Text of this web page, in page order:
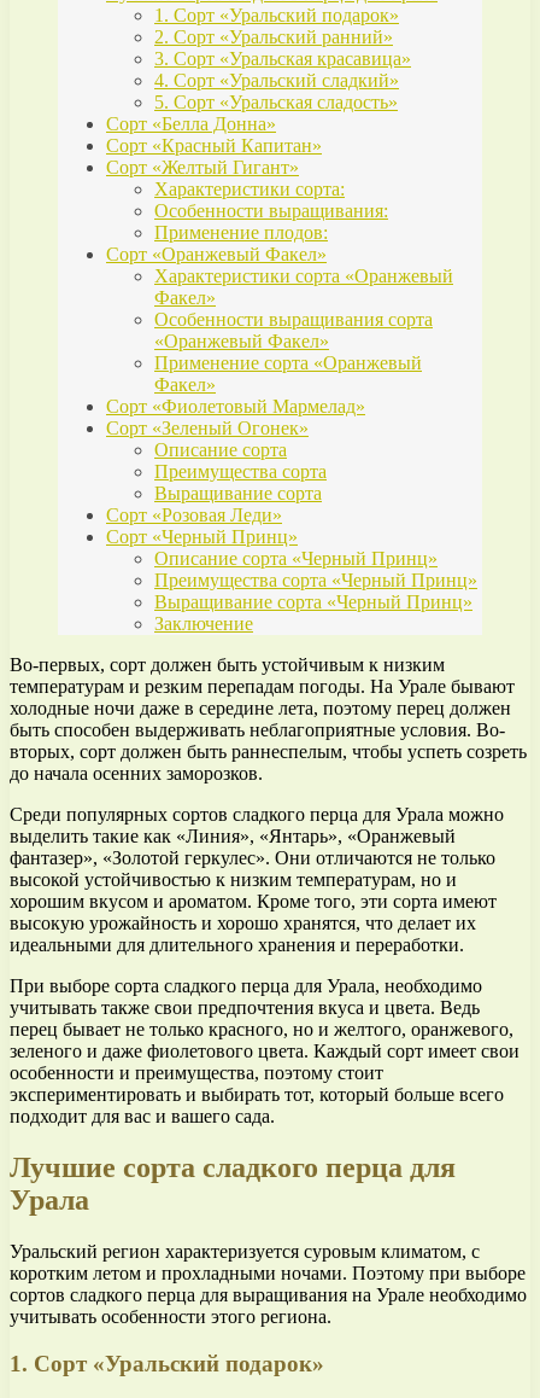
1. Сорт «Уральский подарок»
2. Сорт «Уральский ранний»
3. Сорт «Уральская красавица»
4. Сорт «Уральский сладкий»
5. Сорт «Уральская сладость»
Сорт «Белла Донна»
Сорт «Красный Капитан»
Сорт «Желтый Гигант»
Характеристики сорта:
Особенности выращивания:
Применение плодов:
Сорт «Оранжевый Факел»
Характеристики сорта «Оранжевый
Факел»
Особенности выращивания сорта
«Оранжевый Факел»
Применение сорта «Оранжевый
Факел»
Сорт «Фиолетовый Мармелад»
Сорт «Зеленый Огонек»
Описание сорта
Преимущества сорта
Выращивание сорта
Сорт «Розовая Леди»
Сорт «Черный Принц»
Описание сорта «Черный Принц»
Преимущества сорта «Черный Принц»
Выращивание сорта «Черный Принц»
Заключение
Во-первых, сорт должен быть устойчивым к низким
температурам и резким перепадам погоды. На Урале бывают
холодные ночи даже в середине лета, поэтому перец должен
быть способен выдерживать неблагоприятные условия. Во-
вторых, сорт должен быть раннеспелым, чтобы успеть созреть
до начала осенних заморозков.
Среди популярных сортов сладкого перца для Урала можно
выделить такие как «Линия», «Янтарь», «Оранжевый
фантазер», «Золотой геркулес». Они отличаются не только
высокой устойчивостью к низким температурам, но и
хорошим вкусом и ароматом. Кроме того, эти сорта имеют
высокую урожайность и хорошо хранятся, что делает их
идеальными для длительного хранения и переработки.
При выборе сорта сладкого перца для Урала, необходимо
учитывать также свои предпочтения вкуса и цвета. Ведь
перец бывает не только красного, но и желтого, оранжевого,
зеленого и даже фиолетового цвета. Каждый сорт имеет свои
особенности и преимущества, поэтому стоит
экспериментировать и выбирать тот, который больше всего
подходит для вас и вашего сада.
Лучшие сорта сладкого перца для
Урала
Уральский регион характеризуется суровым климатом, с
коротким летом и прохладными ночами. Поэтому при выборе
сортов сладкого перца для выращивания на Урале необходимо
учитывать особенности этого региона.
1. Сорт «Уральский подарок»